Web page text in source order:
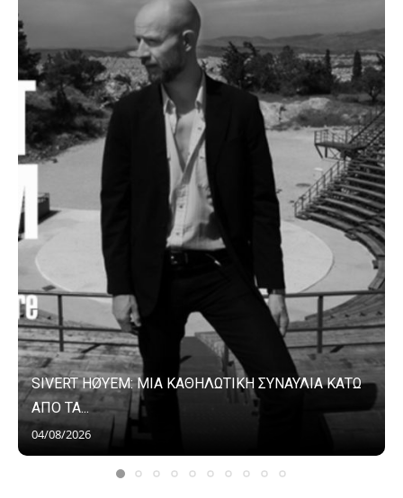
SIVERT HØYEM: ΜΙΑ ΚΑΘΗΛΩΤΙΚΗ ΣΥΝΑΥΛΙΑ ΚΑΤΩ
ΑΠΟ ΤΑ...
04/08/2026